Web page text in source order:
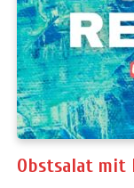
Obstsalat mit